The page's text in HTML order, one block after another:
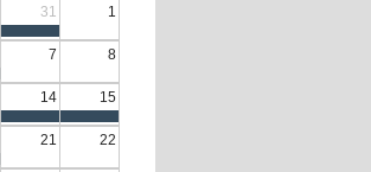
31 1
7 8
14 15
21 22